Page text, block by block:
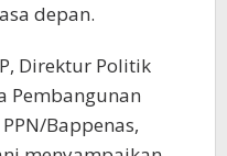
depan.
Direktur Politik
Pembangunan
Bappenas,